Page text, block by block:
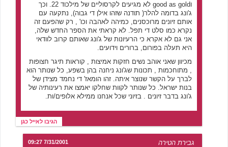
וgood as gold לא מגיעים לקרסוליים של מילכוד 22. וכך
ג'ונג בדומה להלר( תודנה שזהו אילן די גבוה), נתקעה עם
אותם זיונים מרוכסנים, כמיהה לאהבה וכו' , רק שהפעם זה
נקרא כמו סלט די תפל. לא קראתי את הספר החדש שלה,
אני גם לא אקרא כי הרעיונות של ג'ונג שאותם קרוב לוודאי
היא תעלה בפורום, ברורים וידועים.
מכיוון שאני אוהב נשים חזקות אמיצות , קוראות תיגר חצופות
, מתוחכמות , תכונות שג'ונג ניחנה בהן בשפע, כל שנותר הוא
לברך על הקשר שנוצר איתה. זהו הומאז' די נחמד מצידן של
בנות ישראל. כל שנותר לקוות שחלקו יאמצו את רעינותיה של
ג'ונג בדבר זיונים . בזיוני שכל אנחנו ממילא אלופים/ות.
הגיבו לאייל כגן
גבירת הטירה 7/31/2001 09:27